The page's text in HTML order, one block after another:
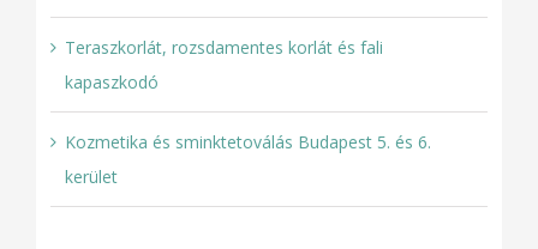
Teraszkorlát, rozsdamentes korlát és fali
kapaszkodó
Kozmetika és sminktetoválás Budapest 5. és 6.
kerület